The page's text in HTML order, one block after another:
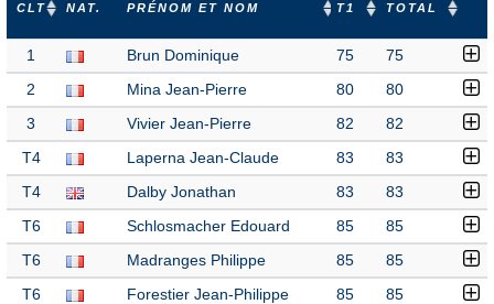
CLT NAT. PRÉNOM ET NOM T1 TOTAL
1 Brun Dominique 75 75
2 Mina Jean-Pierre 80 80
3 Vivier Jean-Pierre 82 82
T4 Laperna Jean-Claude 83 83
T4 Dalby Jonathan 83 83
T6 Schlosmacher Edouard 85 85
T6 Madranges Philippe 85 85
T6 Forestier Jean-Philippe 85 85